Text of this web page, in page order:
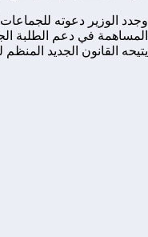
وجدد الوزير دعوته للجماعات
المساهمة في دعم الطلبة
يتيحه القانون الجديد المنظم